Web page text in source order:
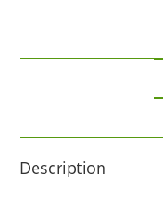
Description